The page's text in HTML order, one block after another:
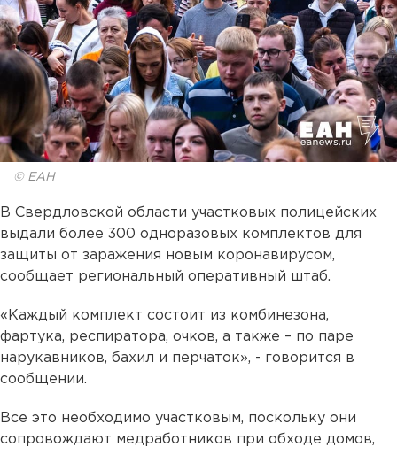
© ЕАН
В Свердловской области участковых полицейских
выдали более 300 одноразовых комплектов для
защиты от заражения новым коронавирусом,
сообщает региональный оперативный штаб.
«Каждый комплект состоит из комбинезона,
фартука, респиратора, очков, а также – по паре
нарукавников, бахил и перчаток», - говорится в
сообщении.
Все это необходимо участковым, поскольку они
сопровождают медработников при обходе домов,